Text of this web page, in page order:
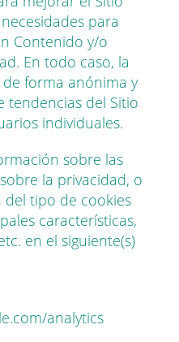
para
Contenido y/o
En todo caso, la
forma anónima y
tendencias del Sitio
individuales.
sobre las
la privacidad, o
tipo de cookies
características,
en el siguiente(s)
analytics